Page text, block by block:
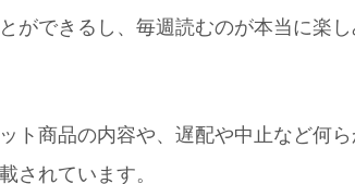
ができるし、毎週読むのが本当に楽し
ト商品の内容や、遅配や中止など何
されています。